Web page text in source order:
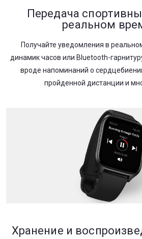
Передача
реальном
Получайте уведомления в
динамик часов или Bluetooth-
вроде напоминаний о
пройденной дистанции и
Хранение и